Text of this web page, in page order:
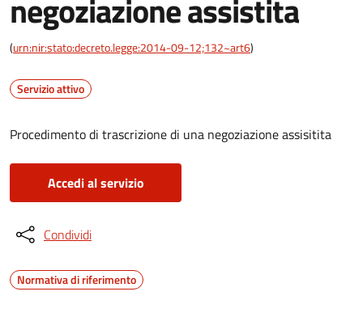
negoziazione assistita
(urn:nir:stato:decreto.legge:2014-09-12;132~art6)
Servizio attivo
Procedimento di trascrizione di una negoziazione assisitita
Accedi al servizio
Condividi
Normativa di riferimento